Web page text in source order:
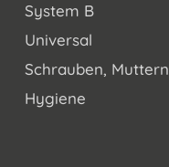
System B
Universal
Schrauben, Muttern
Hygiene